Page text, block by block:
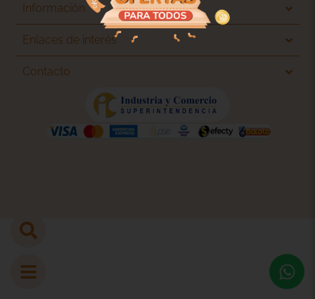
Información
Enlaces de interés
Contacto